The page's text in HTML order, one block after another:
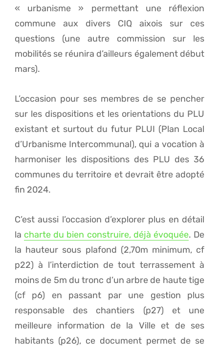
« urbanisme » permettant une réflexion
commune aux divers CIQ aixois sur ces
questions (une autre commission sur les
mobilités se réunira d’ailleurs également début
mars).
L’occasion pour ses membres de se pencher
sur les dispositions et les orientations du PLU
existant et surtout du futur PLUI (Plan Local
d’Urbanisme Intercommunal), qui a vocation à
harmoniser les dispositions des PLU des 36
communes du territoire et devrait être adopté
fin 2024.
C’est aussi l’occasion d’explorer plus en détail
la charte du bien construire, déjà évoquée. De
la hauteur sous plafond (2,70m minimum, cf
p22) à l’interdiction de tout terrassement à
moins de 5m du tronc d’un arbre de haute tige
(cf p6) en passant par une gestion plus
responsable des chantiers (p27) et une
meilleure information de la Ville et de ses
habitants (p26), ce document permet de se